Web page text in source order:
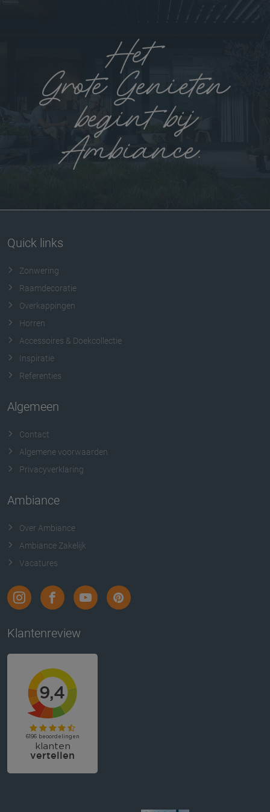
Quick links
Zonwering
Raamdecoratie
Overkappingen
Horren
Accessoires & Doekcollectie
Inspiratie
Referenties
Algemeen
Contact
Algemene voorwaarden
Privacyverklaring
Ambiance
Over Ambiance
Ambiance Zakelijk
Vacatures
Klantenreview